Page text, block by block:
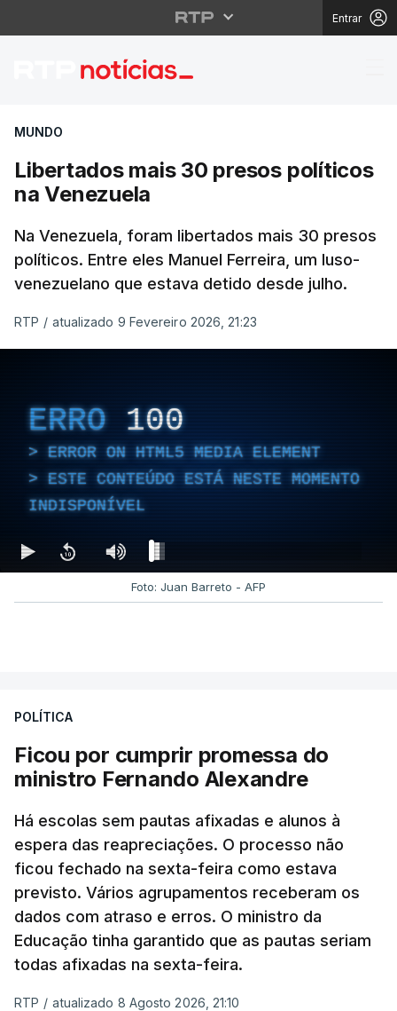
Entrar
Libertados mais 30
MUNDO
Libertados mais 30 presos políticos
na Venezuela
Na Venezuela, foram libertados mais 30 presos
políticos. Entre eles Manuel Ferreira, um luso-
venezuelano que estava detido desde julho.
RTP / atualizado 9 Fevereiro 2026, 21:23
ERRO 100
ERROR ON HTML5 MEDIA ELEMENT
ESTE CONTEÚDO ESTÁ NESTE MOMENTO
INDISPONÍVEL
Foto: Juan Barreto - AFP
POLÍTICA
Ficou por cumprir promessa do
ministro Fernando Alexandre
Há escolas sem pautas afixadas e alunos à
espera das reapreciações. O processo não
ficou fechado na sexta-feira como estava
previsto. Vários agrupamentos receberam os
dados com atraso e erros. O ministro da
Educação tinha garantido que as pautas seriam
todas afixadas na sexta-feira.
RTP / atualizado 8 Agosto 2026, 21:10